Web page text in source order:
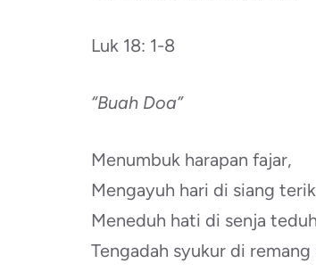
Luk 18: 1-8
“Buah Doa”
Menumbuk harapan fajar,
Mengayuh hari di siang
Meneduh hati di senja
Tengadah syukur di remang